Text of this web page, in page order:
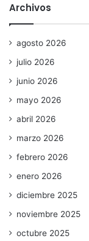
Archivos
agosto 2026
julio 2026
junio 2026
mayo 2026
abril 2026
marzo 2026
febrero 2026
enero 2026
diciembre 2025
noviembre 2025
octubre 2025